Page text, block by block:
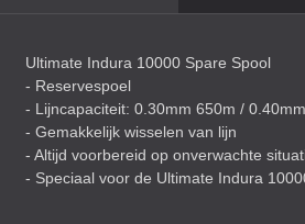
Ultimate Indura 10000 Spare Spool
- Reservespoel
- Lijncapaciteit: 0.30mm 650m /
- Gemakkelijk wisselen van lijn
- Altijd voorbereid op onverwachte
- Speciaal voor de Ultimate Indura